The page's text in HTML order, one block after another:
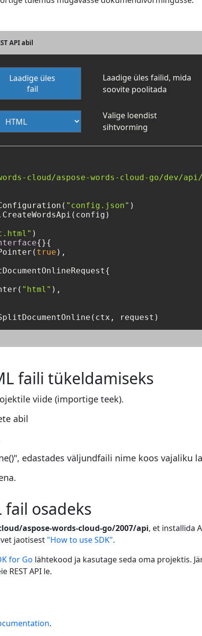
API abil
Laadige üles
fail
Laadige üles failid, mida
soovite poolitada
Valige loendist
sihtvorming
cloud/aspose-words-cloud-go/dev/api/
"config.json" )
)
{}{
true ),
"html" ),
request)
faili tükeldamiseks
viide (importige teek).
abil
edastades väljundfaili nime koos vajaliku
fail osadeks
aspose-words-cloud-go/2007/api, et installida
jaotisest "How to use SDK".
for Go lähtekood ja kasutage seda oma projektis.
REST API le.
.